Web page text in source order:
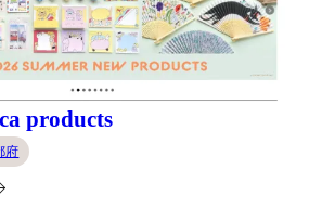
products
府